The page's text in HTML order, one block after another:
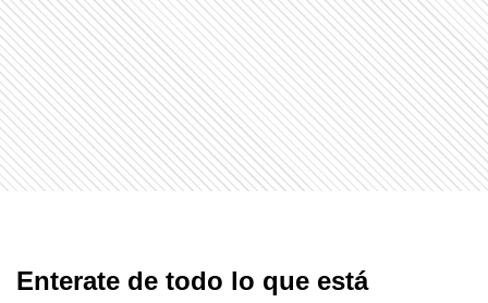
Enterate de todo lo que está